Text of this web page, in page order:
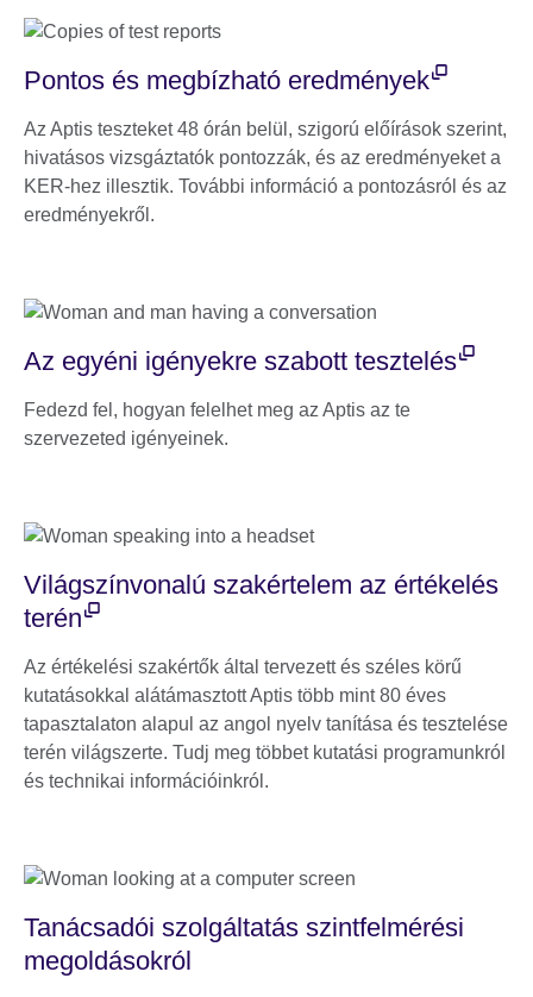
Pontos és megbízható eredmények
Az Aptis teszteket 48 órán belül, szigorú előírások szerint,
hivatásos vizsgáztatók pontozzák, és az eredményeket a
KER-hez illesztik. További információ a pontozásról és az
eredményekről.
Az egyéni igényekre szabott tesztelés
Fedezd fel, hogyan felelhet meg az Aptis az te
szervezeted igényeinek.
Világszínvonalú szakértelem az értékelés
terén
Az értékelési szakértők által tervezett és széles körű
kutatásokkal alátámasztott Aptis több mint 80 éves
tapasztalaton alapul az angol nyelv tanítása és tesztelése
terén világszerte. Tudj meg többet kutatási programunkról
és technikai információinkról.
Tanácsadói szolgáltatás szintfelmérési
megoldásokról